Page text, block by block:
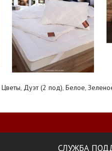
Цветы, Дуэт (2 под), Белое,
СЛУЖБА